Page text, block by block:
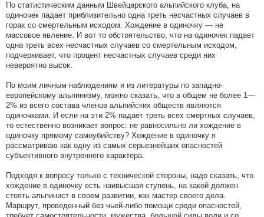
По статистическим данным Швейцарского альпийского клуба, на
одиночек падает приблизительно одна треть несчастных случаев в
горах со смертельным исходом. Хождение в одиночку — не
массовое явление. И вот то обстоятельство, что на одиночек падает
одна треть всех несчастных случаев со смертельным исходом,
подчеркивает, что процент несчастных случаев среди них
невероятно высок.
По моим личным наблюдениям и из литературы по западно-
европейскому альпинизму, можно сказать, что в общем не более 1—
2% из всего состава членов альпийских обществ являются
одиночками. И если на эти 2% падает треть всех смертных случаев,
то естественно возникает вопрос: не равносильно ли хождение в
одиночку прямому самоубийству? Хождение в одиночку я
рассматриваю как одну из самых серьезнейших опасностей
субъективного внутреннего характера.
Подходя к вопросу только с технической стороны, надо сказать, что
хождение в одиночку есть наивысшая ступень, на какой должен
стоять альпинист в своем развитии, как мастер своего дела.
Маршрут, проведенный без чьей-либо помощи среди опасностей,